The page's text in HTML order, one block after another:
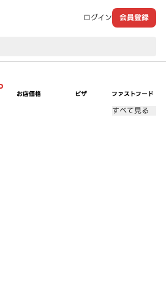
ログイン 会員登録
お店価格 ピザ ファストフード
すべて見る